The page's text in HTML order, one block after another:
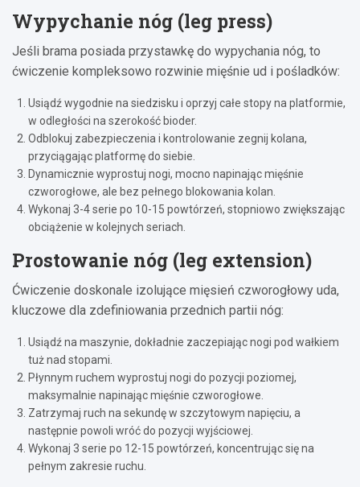
Wypychanie nóg (leg press)
Jeśli brama posiada przystawkę do wypychania nóg, to
ćwiczenie kompleksowo rozwinie mięśnie ud i pośladków:
Usiądź wygodnie na siedzisku i oprzyj całe stopy na platformie,
w odległości na szerokość bioder.
Odblokuj zabezpieczenia i kontrolowanie zegnij kolana,
przyciągając platformę do siebie.
Dynamicznie wyprostuj nogi, mocno napinając mięśnie
czworogłowe, ale bez pełnego blokowania kolan.
Wykonaj 3-4 serie po 10-15 powtórzeń, stopniowo zwiększając
obciążenie w kolejnych seriach.
Prostowanie nóg (leg extension)
Ćwiczenie doskonale izolujące mięsień czworogłowy uda,
kluczowe dla zdefiniowania przednich partii nóg:
Usiądź na maszynie, dokładnie zaczepiając nogi pod wałkiem
tuż nad stopami.
Płynnym ruchem wyprostuj nogi do pozycji poziomej,
maksymalnie napinając mięśnie czworogłowe.
Zatrzymaj ruch na sekundę w szczytowym napięciu, a
następnie powoli wróć do pozycji wyjściowej.
Wykonaj 3 serie po 12-15 powtórzeń, koncentrując się na
pełnym zakresie ruchu.